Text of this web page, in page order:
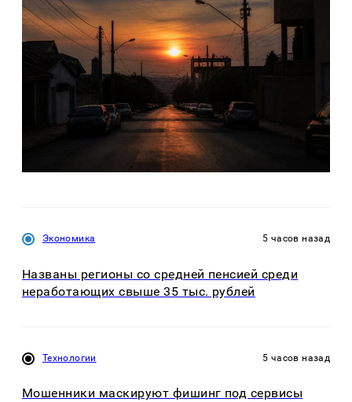
Экономика 5 часов назад
Названы регионы со средней пенсией среди
неработающих свыше 35 тыс. рублей
Технологии 5 часов назад
Мошенники маскируют фишинг под сервисы